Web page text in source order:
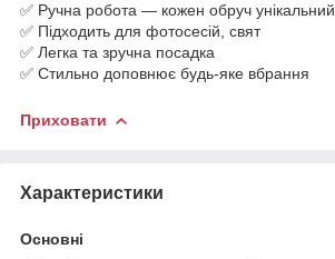
✅ Ручна робота — кожен обруч унікальний
✅ Підходить для фотосесій, свят
✅ Легка та зручна посадка
✅ Стильно доповнює будь-яке вбрання
Приховати
Характеристики
Основні